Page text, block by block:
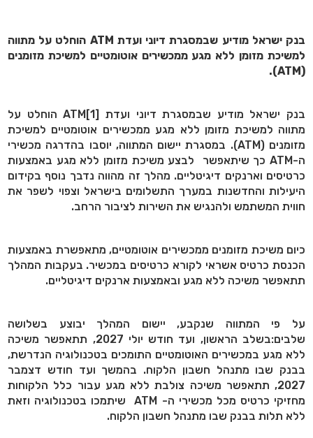
בנק ישראל מודיע שבמסגרת דיוני ועדת ATM הוחלט על מתווה
למשיכת מזומן ללא מגע ממכשירים אוטומטיים למשיכת מזומנים
בנק ישראל מודיע שבמסגרת דיוני ועדת [1]ATM הוחלט על
מתווה למשיכת מזומן ללא מגע ממכשירים אוטומטיים למשיכת
מזומנים (ATM). במסגרת יישום המתווה, יוסבו בהדרגה מכשירי
ה-ATM כך שיתאפשר לבצע משיכת מזומן ללא מגע באמצעות
כרטיסים וארנקים דיגיטליים. מהלך זה מהווה נדבך נוסף בקידום
היעילות והחדשנות במערך התשלומים בישראל וצפוי לשפר את
חווית המשתמש ולהנגיש את השירות לציבור הרחב.
כיום משיכת מזומנים ממכשירים אוטומטיים, מתאפשרת באמצעות
הכנסת כרטיס אשראי לקורא כרטיסים במכשיר. בעקבות המהלך
תתאפשר משיכה ללא מגע ובאמצעות ארנקים דיגיטליים.
על פי המתווה שנקבע, יישום המהלך יבוצע בשלושה
שלבים:בשלב הראשון, ועד חודש יולי 2027, תתאפשר משיכה
ללא מגע במכשירים האוטומטיים התומכים בטכנולוגיה הנדרשת,
בבנק שבו מתנהל חשבון הלקוח. בהמשך ועד חודש דצמבר
2027, תתאפשר משיכה צולבת ללא מגע עבור כלל הלקוחות
מחזיקי כרטיס מכל מכשירי ה- ATM שיתמכו בטכנולוגיה וזאת
ללא תלות בבנק שבו מתנהל חשבון הלקוח.